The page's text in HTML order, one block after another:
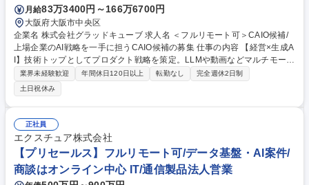
月給83万3400円～166万6700円
大阪府大阪市中央区
企業名 株式会社グラッドキューブ 求人名 ＜フルリモート可＞CAIO候補/
上場企業のAI戦略を一手に担うCAIO候補の募集 仕事の内容 【経営×生成A
I】技術トップとしてプロダクト戦略を策定。LLMや動画などマルチモーダ
ル技術を駆使し、0→1の価値創造と組織構築をリードいただきます。上場
企業の基盤とベンチャーのスピード感で革新に挑む要職。 経営陣と共に技
術戦略を策定し、生成AI（LLM/動画等）を中核とした新サービス開発をリ
ードします。最新技術のR&D、アーキテクチャ選定から、エンジニア組織
の採用・育成、技術広報までを統括。マルチモーダル技術で新たな顧客価
値を創造するのがミッションです。上場企業の基盤とベンチャーのスピー
ド感を兼ね備えた環境で、技術を武器に事業成長を牽引してください。 変
更の範囲：会社の定める業務 募集職種 ＜フルリモート可＞CAIO候補/上場
企業のAI戦略を一手に担うCAIO候補の募集
業界未経験歓迎 年間休日120日以上 転勤なし
完全週休2日制
土日祝休み
正社員
エクスチュア株式会社
【プリセールス】フルリモート可/データ基盤・AI案件/
商談はオンライン中心 IT/通信製品法人営業